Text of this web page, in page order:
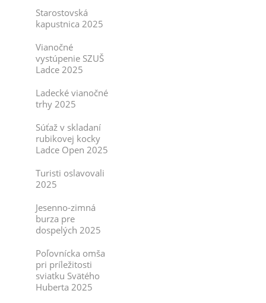
Starostovská
kapustnica 2025
Vianočné
vystúpenie SZUŠ
Ladce 2025
Ladecké vianočné
trhy 2025
Súťaž v skladaní
rubikovej kocky
Ladce Open 2025
Turisti oslavovali
2025
Jesenno-zimná
burza pre
dospelých 2025
Poľovnícka omša
pri príležitosti
sviatku Svätého
Huberta 2025